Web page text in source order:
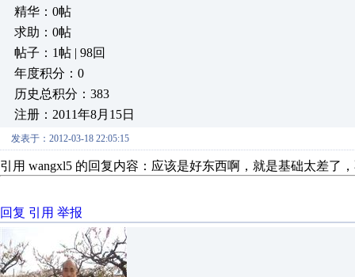
精华：0帖
求助：0帖
帖子：1帖 | 98回
年度积分：0
历史总积分：383
注册：2011年8月15日
发表于：2012-03-18 22:05:15
引用 wangxl5 的回复内容：应该是好东西啊，就是基础太差了
回复 引用 举报